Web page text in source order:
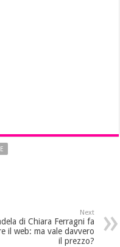
Next
di Chiara Ferragni fa
il web: ma vale davvero
il prezzo?